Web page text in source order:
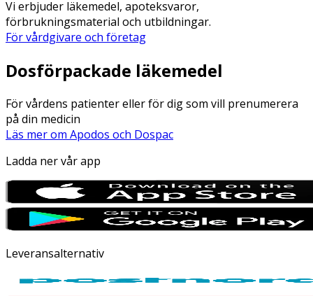
Vi erbjuder läkemedel, apoteksvaror,
förbrukningsmaterial och utbildningar.
För vårdgivare och företag
Dosförpackade läkemedel
För vårdens patienter eller för dig som vill prenumerera
på din medicin
Läs mer om Apodos och Dospac
Ladda ner vår app
Leveransalternativ